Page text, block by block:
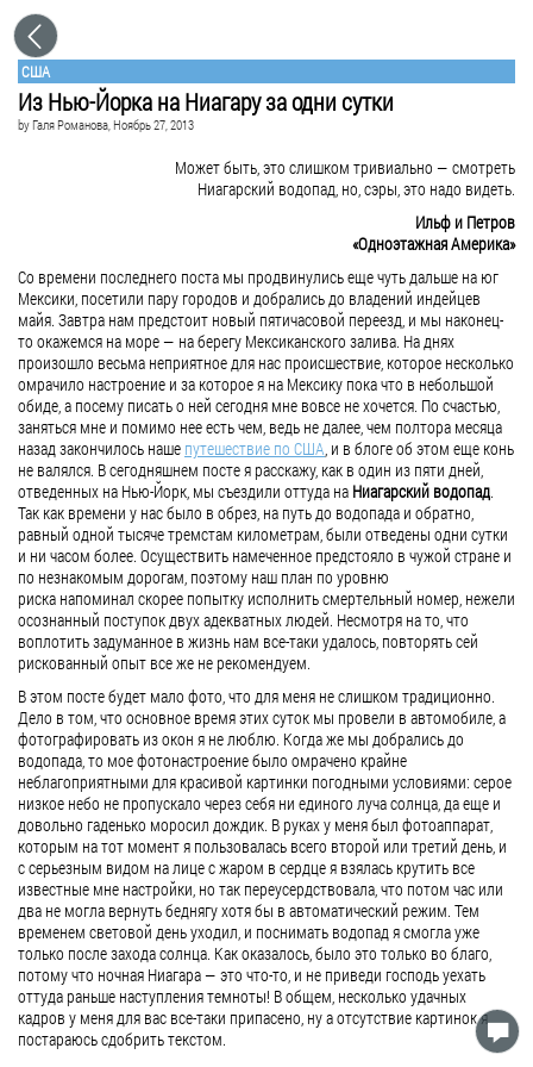
США
Из Нью-Йорка на Ниагару за одни сутки
byГаля Романова, Ноябрь 27, 2013
Может быть, это слишком тривиально — смотреть
Ниагарский водопад, но, сэры, это надо видеть.
Ильф и Петров
«Одноэтажная Америка»
Со времени последнего поста мы продвинулись еще чуть дальше на юг
Мексики, посетили пару городов и добрались до владений индейцев
майя. Завтра нам предстоит новый пятичасовой переезд, и мы наконец-
то окажемся на море — на берегу Мексиканского залива. На днях
произошло весьма неприятное для нас происшествие, которое несколько
омрачило настроение и за которое я на Мексику пока что в небольшой
обиде, а посему писать о ней сегодня мне вовсе не хочется. По счастью,
заняться мне и помимо нее есть чем, ведь не далее, чем полтора месяца
назад закончилось наше путешествие по США, и в блоге об этом еще конь
не валялся. В сегодняшнем посте я расскажу, как в один из пяти дней,
отведенных на Нью-Йорк, мы съездили оттуда на Ниагарский водопад.
Так как времени у нас было в обрез, на путь до водопада и обратно,
равный одной тысяче тремстам километрам, были отведены одни сутки
и ни часом более. Осуществить намеченное предстояло в чужой стране и
по незнакомым дорогам, поэтому наш план по уровню
риска напоминал скорее попытку исполнить смертельный номер, нежели
осознанный поступок двух адекватных людей. Несмотря на то, что
воплотить задуманное в жизнь нам все-таки удалось, повторять сей
рискованный опыт все же не рекомендуем.
В этом посте будет мало фото, что для меня не слишком традиционно.
Дело в том, что основное время этих суток мы провели в автомобиле, а
фотографировать из окон я не люблю. Когда же мы добрались до
водопада, то мое фотонастроение было омрачено крайне
неблагоприятными для красивой картинки погодными условиями: серое
низкое небо не пропускало через себя ни единого луча солнца, да еще и
довольно гаденько моросил дождик. В руках у меня был фотоаппарат,
которым на тот момент я пользовалась всего второй или третий день, и
с серьезным видом на лице с жаром в сердце я взялась крутить все
известные мне настройки, но так переусердствовала, что потом час или
два не могла вернуть беднягу хотя бы в автоматический режим. Тем
временем световой день уходил, и поснимать водопад я смогла уже
только после захода солнца. Как оказалось, было это только во благо,
потому что ночная Ниагара — это что-то, и не приведи господь уехать
оттуда раньше наступления темноты! В общем, несколько удачных
кадров у меня для вас все-таки припасено, ну а отсутствие картинок я
постараюсь сдобрить текстом.